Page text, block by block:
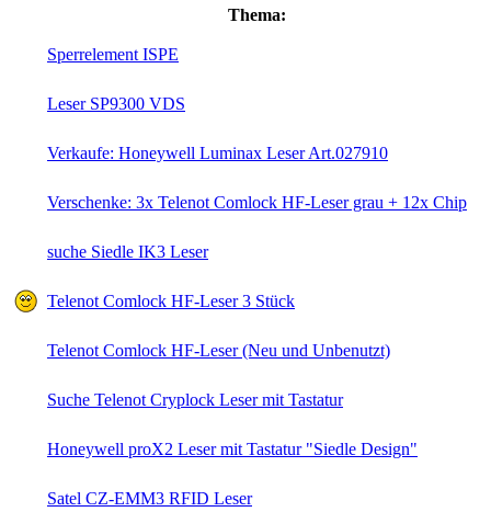
Thema:
Sperrelement ISPE
Leser SP9300 VDS
Verkaufe: Honeywell Luminax Leser Art.027910
Verschenke: 3x Telenot Comlock HF-Leser grau + 12x Chip
suche Siedle IK3 Leser
Telenot Comlock HF-Leser 3 Stück
Telenot Comlock HF-Leser (Neu und Unbenutzt)
Suche Telenot Cryplock Leser mit Tastatur
Honeywell proX2 Leser mit Tastatur "Siedle Design"
Satel CZ-EMM3 RFID Leser